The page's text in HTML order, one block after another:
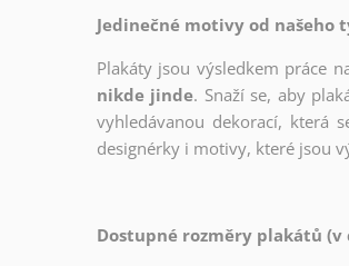
Jedinečné motivy od našeho
Plakáty jsou výsledkem práce
nikde jinde. Snaží se, aby
vyhledávanou dekorací, která
designérky i motivy, které jsou
Dostupné rozměry plakátů (v